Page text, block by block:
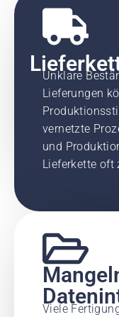
Unklare
Lieferungen
vernetzte
und
Lieferkette oft
Viele